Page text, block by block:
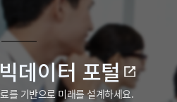
데이터 포털
를 기반으로 미래를 설계하세요.